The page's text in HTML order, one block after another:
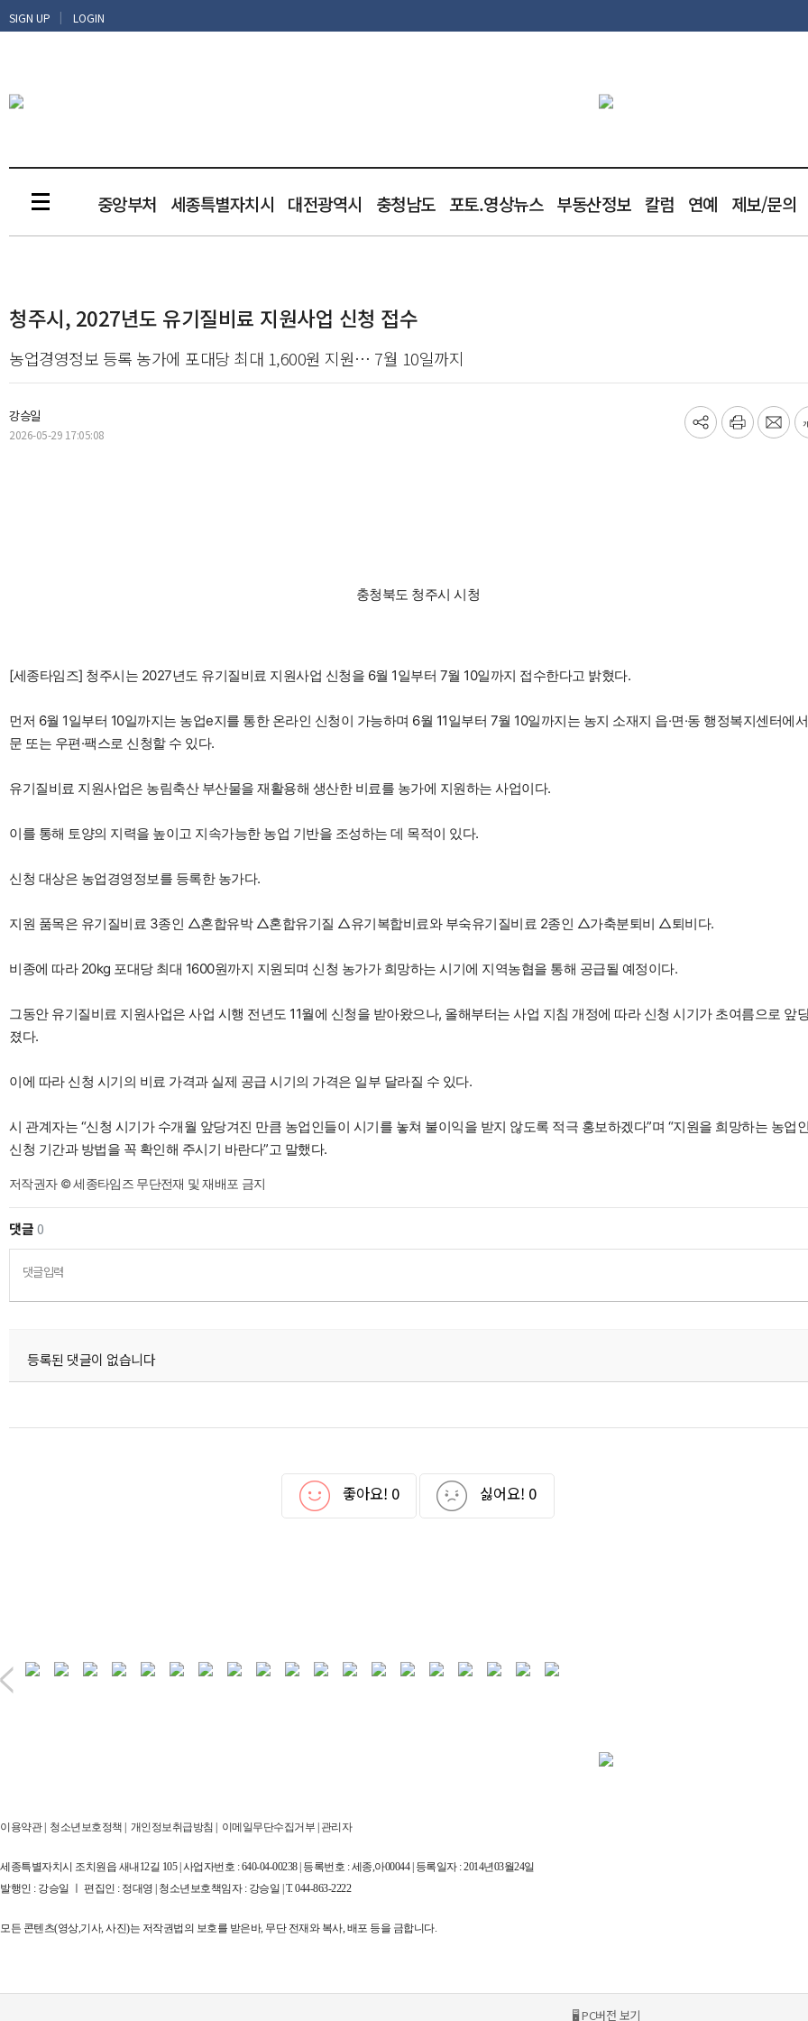
SIGN UP | LOGIN
중앙부처 세종특별자치시 대전광역시 충청남도 포토.영상뉴스 부동산정보 칼럼 연예 제보/문의
청주시, 2027년도 유기질비료 지원사업 신청 접수
농업경영정보 등록 농가에 포대당 최대 1,600원 지원… 7월 10일까지
강승일
2026-05-29 17:05:08
기
프
메
충청북도 청주시 시청
[세종타임즈] 청주시는 2027년도 유기질비료 지원사업 신청을 6월 1일부터 7월 10일까지 접수한다고 밝혔다.
먼저 6월 1일부터 10일까지는 농업e지를 통한 온라인 신청이 가능하며 6월 11일부터 7월 10일까지는 농지 소재지 읍·면·동 행정복지센터에
문 또는 우편·팩스로 신청할 수 있다.
유기질비료 지원사업은 농림축산 부산물을 재활용해 생산한 비료를 농가에 지원하는 사업이다.
이를 통해 토양의 지력을 높이고 지속가능한 농업 기반을 조성하는 데 목적이 있다.
신청 대상은 농업경영정보를 등록한 농가다.
지원 품목은 유기질비료 3종인 △혼합유박 △혼합유기질 △유기복합비료와 부숙유기질비료 2종인 △가축분퇴비 △퇴비다.
비종에 따라 20kg 포대당 최대 1600원까지 지원되며 신청 농가가 희망하는 시기에 지역농협을 통해 공급될 예정이다.
그동안 유기질비료 지원사업은 사업 시행 전년도 11월에 신청을 받아왔으나, 올해부터는 사업 지침 개정에 따라 신청 시기가 초여름으로 앞
졌다.
이에 따라 신청 시기의 비료 가격과 실제 공급 시기의 가격은 일부 달라질 수 있다.
시 관계자는 “신청 시기가 수개월 앞당겨진 만큼 농업인들이 시기를 놓쳐 불이익을 받지 않도록 적극 홍보하겠다”며 “지원을 희망하는 농업
신청 기간과 방법을 꼭 확인해 주시기 바란다”고 말했다.
저작권자 © 세종타임즈 무단전재 및 재배포 금지
댓글0
댓글입력
등록된 댓글이 없습니다
좋아요! 0 싫어요! 0
이용약관| 청소년보호정책 | 개인정보취급방침 | 이메일무단수집거부 | 관리자
세종특별자치시 조치원읍 새내12길 105 | 사업자번호 : 640-04-00238 | 등록번호 : 세종,아00044 | 등록일자 : 2014년03월24일
발행인 : 강승일 ㅣ 편집인 : 정대영 | 청소년보호책임자 : 강승일 | T. 044-863-2222
모든 콘텐츠(영상,기사, 사진)는 저작권법의 보호를 받은바, 무단 전재와 복사, 배포 등을 금합니다.
🖥 PC버전 보기